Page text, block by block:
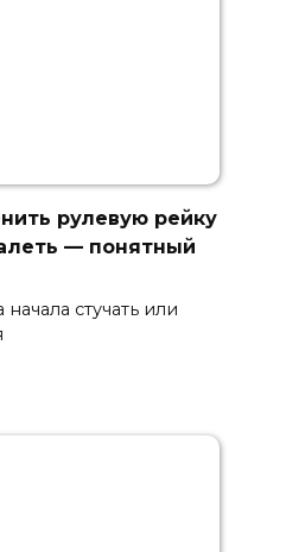
рулевую рейку
— понятный
стучать или